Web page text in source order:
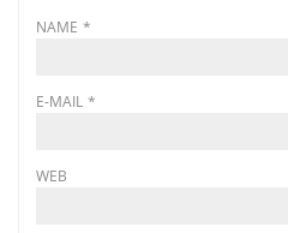
NAME *
E-MAIL *
WEB